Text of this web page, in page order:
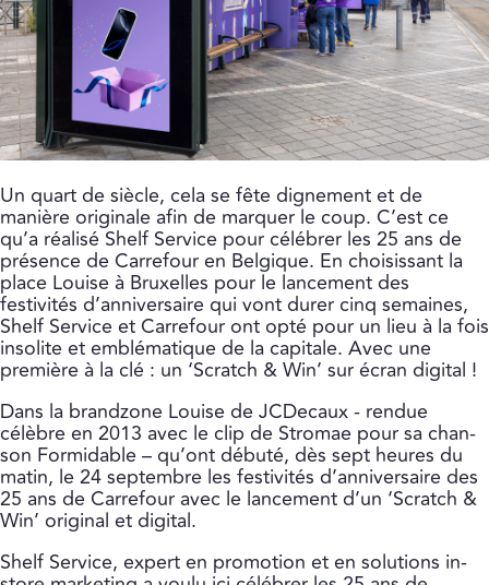
Un quart de siècle, cela se fête dignement et de
manière originale afin de marquer le coup. C’est ce
qu’a réalisé Shelf Service pour célébrer les 25 ans de
présence de Carrefour en Belgique. En choisissant la
place Louise à Bruxelles pour le lancement des
festivités d’anniversaire qui vont durer cinq semaines,
Shelf Service et Carrefour ont opté pour un lieu à la fois
insolite et emblématique de la capitale. Avec une
première à la clé : un ‘Scratch & Win’ sur écran digital !
Dans la brandzone Louise de JCDecaux - rendue
célèbre en 2013 avec le clip de Stromae pour sa chan­
son Formidable – qu’ont débuté, dès sept heures du
matin, le 24 septembre les festivités d’anniver­saire des
25 ans de Carrefour avec le lancement d’un ‘Scratch &
Win’ original et digital.
Shelf Service, expert en promotion et en solutions in-